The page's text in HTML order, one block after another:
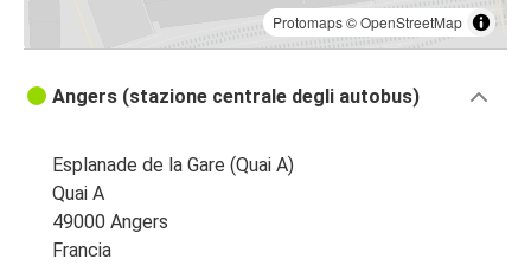
Protomaps©OpenStreetMap
Angers (stazione centrale degli autobus)
Esplanade de la Gare (Quai A)
Quai A
49000 Angers
Francia